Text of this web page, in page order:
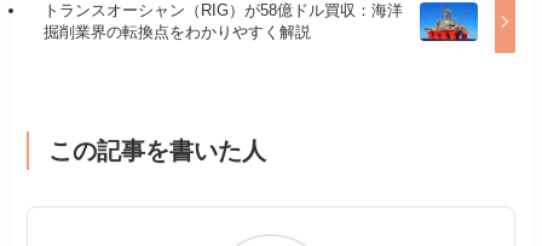
トランスオーシャン（RIG）が58億ドル買収：海洋
掘削業界の転換点をわかりやすく解説
この記事を書いた人